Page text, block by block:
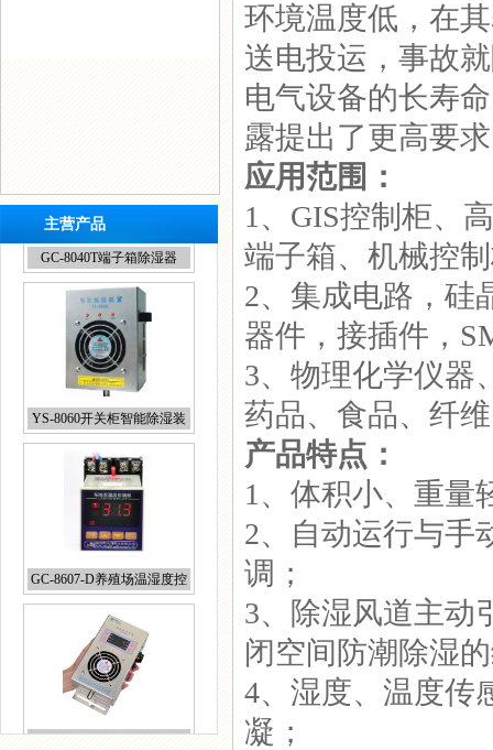
主营产品
YS-8060开关柜智能除湿装
置
GC-8607-D养殖场温湿度控
制器
GC-8060柜体除湿器
环境温度低，在
送电投运，事故
电气设备的长寿
露提出了更高要
应用范围：
1、GIS控制柜、
端子箱、机械控
2、集成电路，硅
器件，接插件，
3、物理化学仪器
药品、食品、纤
产品特点：
1、体积小、重量
2、自动运行与手
调；
3、除湿风道主动
闭空间防潮除湿
4、湿度、温度传
凝；